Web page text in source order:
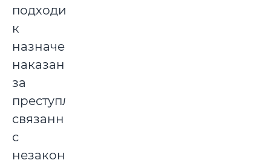
подходить
к
назначению
наказания
за
преступления,
связанные
с
незаконным